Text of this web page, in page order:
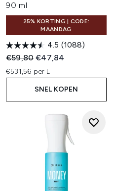
90 ml
25% KORTING | CODE:
MAANDAG
4.5 (1088)
Recommended Retail Price:
€59,80Huidige prijs:
€47,84
€531,56 per L
SNEL KOPEN